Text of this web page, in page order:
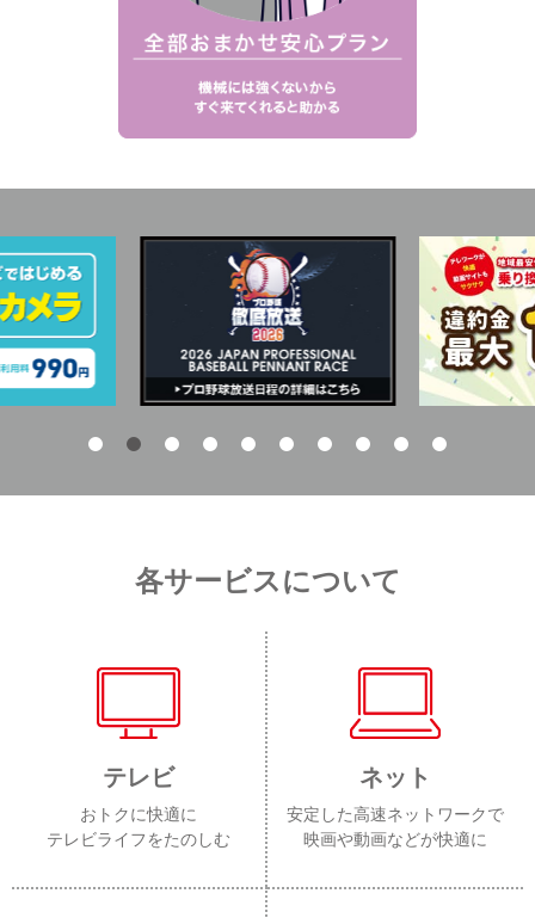
各サービスについて
テレビ
おトクに快適に
テレビライフをたのしむ
ネット
安定した高速ネットワークで
映画や動画などが快適に